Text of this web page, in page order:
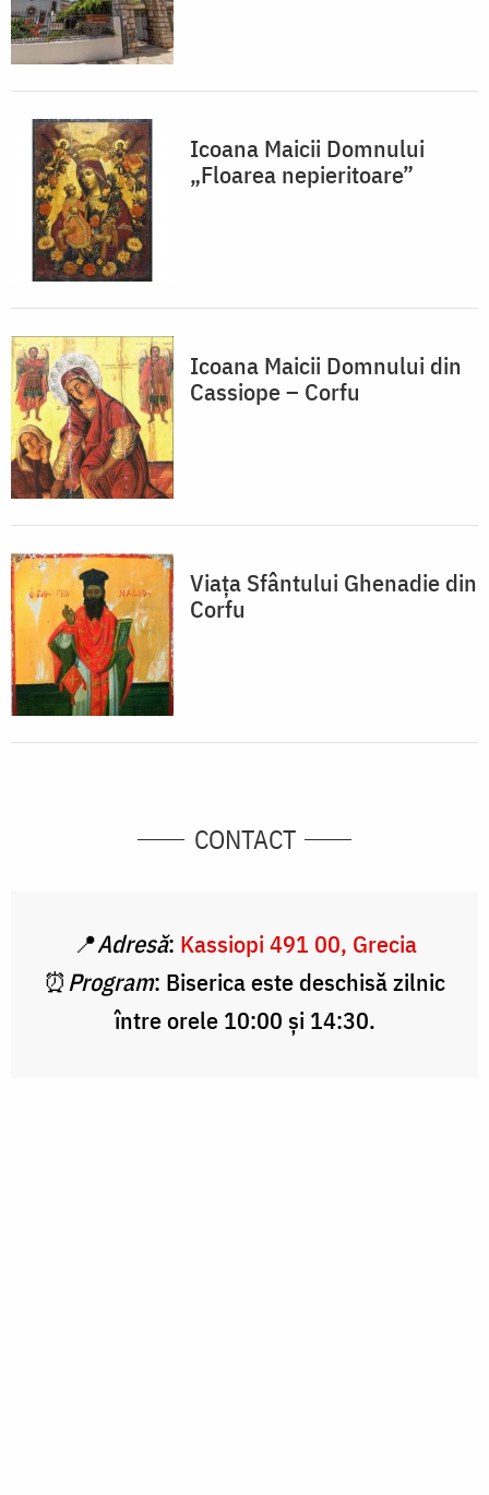
Icoana Maicii Domnului
„Floarea nepieritoare”
Icoana Maicii Domnului din
Cassiope – Corfu
Viața Sfântului Ghenadie din
Corfu
CONTACT
📍Adresă: Kassiopi 491 00, Grecia
⏰Program: Biserica este deschisă zilnic
între orele 10:00 și 14:30.